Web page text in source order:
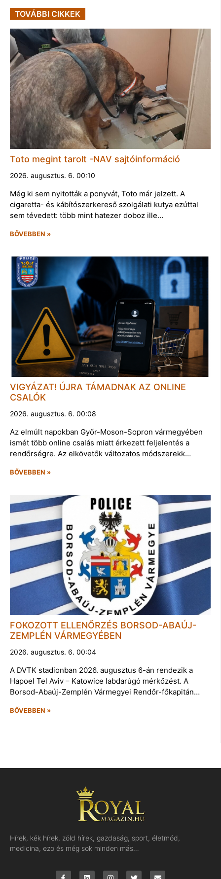
TOVÁBBI CIKKEK
Toto megint tarolt -NAV sajtóinformáció
2026. augusztus. 6. 00:10
Még ki sem nyitották a ponyvát, Toto már jelzett. A
cigaretta- és kábítószerkereső szolgálati kutya ezúttal
sem tévedett: több mint hatezer doboz ille…
BŐVEBBEN »
VIGYÁZAT! ÚJRA TÁMADNAK AZ ONLINE
CSALÓK
2026. augusztus. 6. 00:08
Az elmúlt napokban Győr-Moson-Sopron vármegyében
ismét több online csalás miatt érkezett feljelentés a
rendőrségre. Az elkövetők változatos módszerekk…
BŐVEBBEN »
FOKOZOTT ELLENŐRZÉS BORSOD-ABAÚJ-
ZEMPLÉN VÁRMEGYÉBEN
2026. augusztus. 6. 00:04
A DVTK stadionban 2026. augusztus 6-án rendezik a
Hapoel Tel Aviv – Katowice labdarúgó mérkőzést. A
Borsod-Abaúj-Zemplén Vármegyei Rendőr-főkapitán…
BŐVEBBEN »
Hírek, kék hírek, zöld hírek, gazdaság, sport, életmód,
medicina, ezo és még sok minden más…